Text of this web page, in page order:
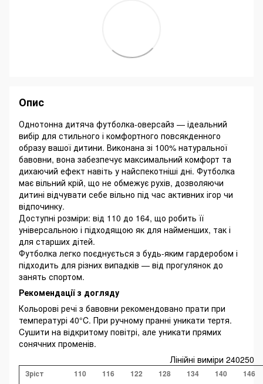
Опис
Однотонна дитяча футболка-оверсайз — ідеальний
вибір для стильного і комфортного повсякденного
образу вашої дитини. Виконана зі 100% натуральної
бавовни, вона забезпечує максимальний комфорт та
дихаючий ефект навіть у найспекотніші дні. Футболка
має вільний крій, що не обмежує рухів, дозволяючи
дитині відчувати себе вільно під час активних ігор чи
відпочинку.
Доступні розміри: від 110 до 164, що робить її
універсальною і підходящою як для найменших, так і
для старших дітей.
Футболка легко поєднується з будь-яким гардеробом і
підходить для різних випадків — від прогулянок до
занять спортом.
Рекомендації з догляду
Кольорові речі з бавовни рекомендовано прати при
температурі 40°C. При ручному пранні уникати тертя.
Cушити на відкритому повітрі, але уникати прямих
сонячних променів.
Лінійні виміри 240250
Зріст 110 116 122 128 134 140 146